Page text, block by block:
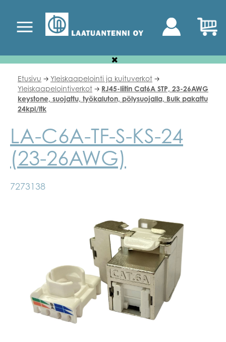
Etusivu 🡢 Yleiskaapelointi ja kuituverkot 🡢
Yleiskaapelointiverkot 🡢 RJ45-liitin Cat6A STP, 23-26AWG
keystone, suojattu, työkaluton, pölysuojalla, Bulk pakattu
24kpl/ltk
LA-C6A-TF-S-KS-24
(23-26AWG)
7273138